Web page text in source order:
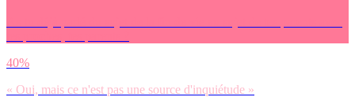
40%
« Oui, mais ce n'est pas une source d'inquiétude »